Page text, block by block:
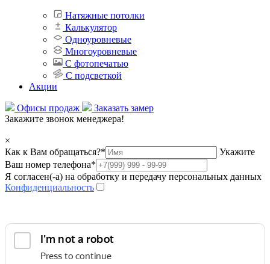
Натяжные потолки
Калькулятор
Одноуровневые
Многоуровневые
С фотопечатью
С подсветкой
Акции
Офисы продаж
Заказать замер
Закажите звонок менеджера!
×
Как к Вам обращаться?*
Укажите
Ваш номер телефона*
Я согласен(-а) на обработку и передачу персональных данных
Конфиденциальность